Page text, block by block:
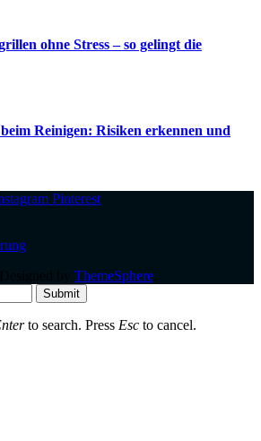
ohne Stress – so gelingt die
Reinigen: Risiken erkennen und
Pinterest
ThemeSphere
Submit
to search. Press Esc to cancel.